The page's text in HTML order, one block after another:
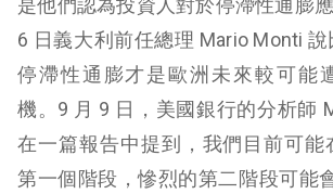
是他們認為投資人對於停滯性通膨
6 日義大利前任總理 Mario Monti 說
停滯性通膨才是歐洲未來較可能
機。9 月 9 日，美國銀行的分析師
在一篇報告中提到，我們目前可能
第一個階段，慘烈的第二階段可能